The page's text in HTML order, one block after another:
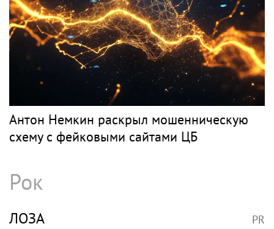
Антон Немкин раскрыл мошенническую
схему с фейковыми сайтами ЦБ
Рок
ЛОЗА PR